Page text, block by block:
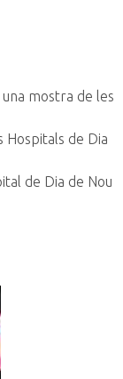
mostra de les
de Dia
de Dia de Nou